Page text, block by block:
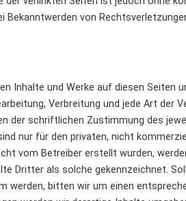
Bekanntwerden von
Inhalte und Werke auf diesen Seiten
Verbreitung und jede Art der
der schriftlichen Zustimmung des
nur für den privaten, nicht
vom Betreiber erstellt wurden,
Dritter als solche gekennzeichnet.
werden, bitten wir um einen